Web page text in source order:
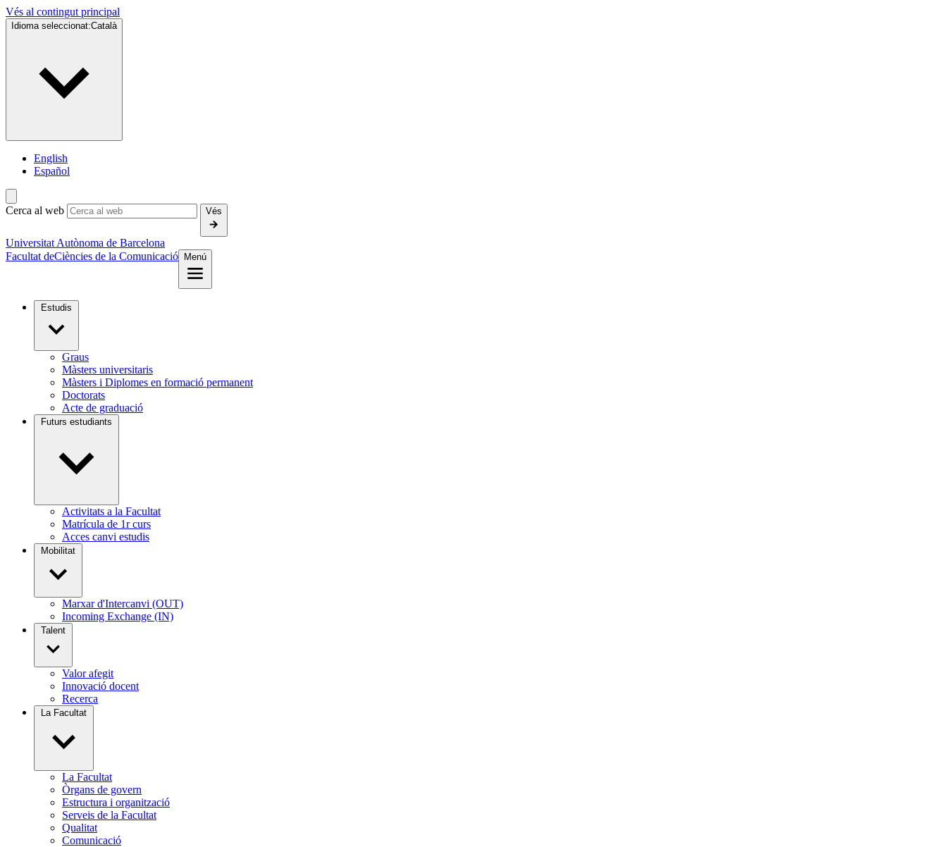
Vés al contingut principal
Idioma seleccionat:Català
English
Español
Cerca al web Vés
Universitat Autònoma de Barcelona
Facultat deCiències de la Comunicació Menú
Estudis
Graus
Màsters universitaris
Màsters i Diplomes en formació permanent
Doctorats
Acte de graduació
Futurs estudiants
Activitats a la Facultat
Matrícula de 1r curs
Acces canvi estudis
Mobilitat
Marxar d'Intercanvi (OUT)
Incoming Exchange (IN)
Talent
Valor afegit
Innovació docent
Recerca
La Facultat
La Facultat
Òrgans de govern
Estructura i organització
Serveis de la Facultat
Qualitat
Comunicació